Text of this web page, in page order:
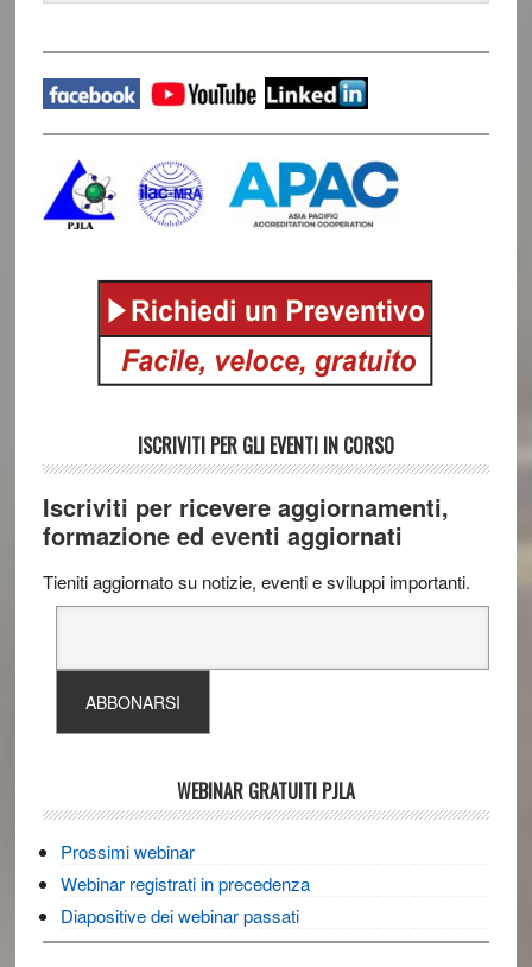
ISCRIVITI PER GLI EVENTI IN CORSO
Iscriviti per ricevere aggiornamenti,
formazione ed eventi aggiornati
Tieniti aggiornato su notizie, eventi e sviluppi importanti.
WEBINAR GRATUITI PJLA
Prossimi webinar
Webinar registrati in precedenza
Diapositive dei webinar passati